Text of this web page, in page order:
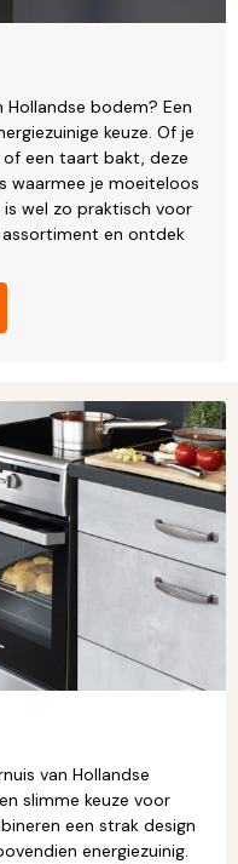
bodem? Een
keuze. Of je
een taart bakt, deze
waarmee je moeiteloos
wel zo praktisch voor
assortiment en ontdek
van Hollandse
slimme keuze voor
een strak design
energiezuinig.